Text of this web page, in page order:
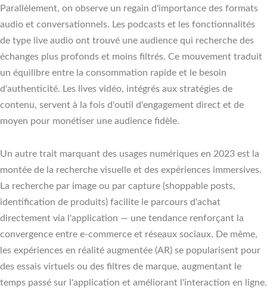
Parallèlement, on observe un regain d'importance des formats
audio et conversationnels. Les podcasts et les fonctionnalités
de type live audio ont trouvé une audience qui recherche des
échanges plus profonds et moins filtrés. Ce mouvement traduit
un équilibre entre la consommation rapide et le besoin
d'authenticité. Les lives vidéo, intégrés aux stratégies de
contenu, servent à la fois d'outil d'engagement direct et de
moyen pour monétiser une audience fidèle.
Un autre trait marquant des usages numériques en 2023 est la
montée de la recherche visuelle et des expériences immersives.
La recherche par image ou par capture (shoppable posts,
identification de produits) facilite le parcours d'achat
directement via l'application — une tendance renforçant la
convergence entre e-commerce et réseaux sociaux. De même,
les expériences en réalité augmentée (AR) se popularisent pour
des essais virtuels ou des filtres de marque, augmentant le
temps passé sur l'application et améliorant l'interaction en ligne.